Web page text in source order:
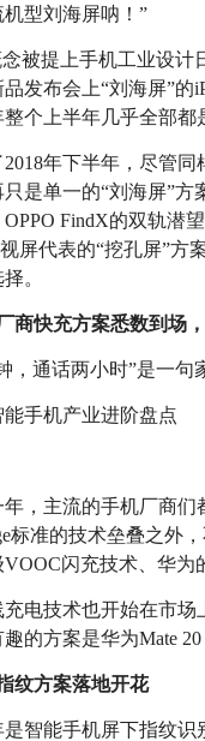
型刘海屏呐！”
念被提上手机工业设
发布会上“刘海屏”的
整个上半年几乎全部都
年下半年，尽管
是单一的“刘海屏”
FindX的双轨潜
屏代表的“挖孔屏”
。
商快充方案悉数到场
，通话两小时”是一句
，主流的手机厂商
标准的技术垒叠之外
VOOC闪充技术、华为
电技术也开始在市场
的方案是华为Mate
纹方案落地开花
智能手机屏下指纹